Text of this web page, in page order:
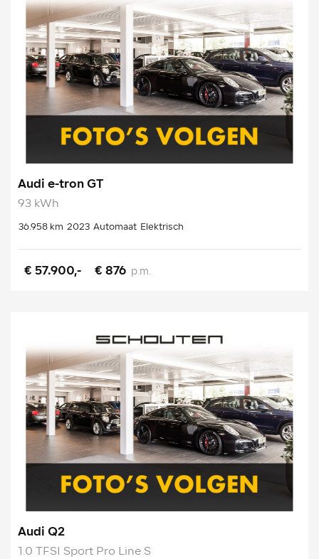
Audi e-tron GT
93 kWh
36.958 km 2023 Automaat Elektrisch
€ 57.900,- € 876 p.m.
Audi Q2
1.0 TFSI Sport Pro Line S